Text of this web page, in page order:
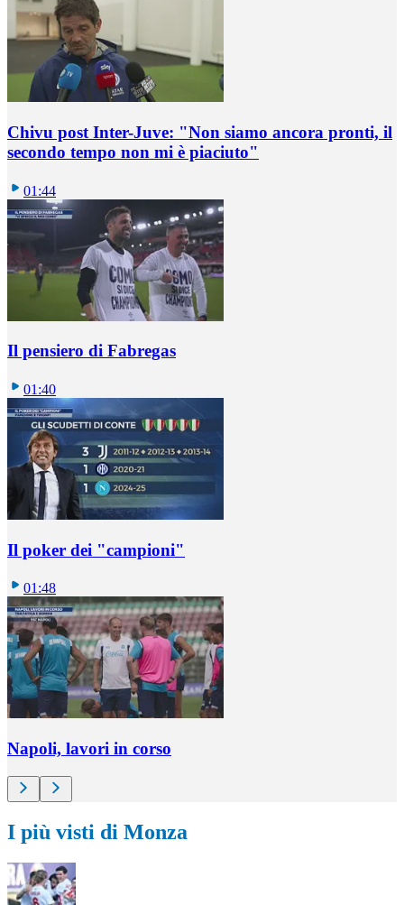
Chivu post Inter-Juve: "Non siamo ancora pronti, il
secondo tempo non mi è piaciuto"
01:44
Il pensiero di Fabregas
01:40
Il poker dei "campioni"
01:48
Napoli, lavori in corso
I più visti di Monza